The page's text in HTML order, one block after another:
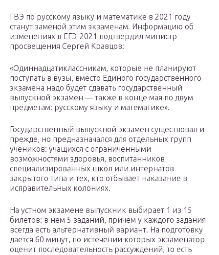
ГВЭ по русскому языку и математике в 2021 году
станут заменой этим экзаменам. Информацию об
изменениях в ЕГЭ-2021 подтвердил министр
просвещения Сергей Кравцов:
«Одиннадцатиклассникам, которые не планируют
поступать в вузы, вместо Единого государственного
экзамена надо будет сдавать государственный
выпускной экзамен — также в конце мая по двум
предметам: русскому языку и математике».
Государственный выпускной экзамен существовал и
прежде, но предназначался для отдельных групп
учеников: учащихся с ограниченными
возможностями здоровья, воспитанников
специализированных школ или интернатов
закрытого типа и тех, кто отбывает наказание в
исправительных колониях.
На устном экзамене выпускник выбирает 1 из 15
билетов: в нем 5 заданий, причем у каждого задания
всегда есть альтернативный вариант. На подготовку
дается 60 минут, по истечении которых экзаменатор
оценит последовательность рассуждений, то есть